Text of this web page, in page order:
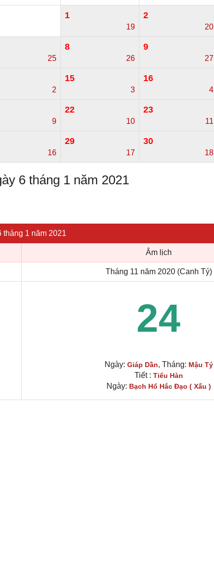
1
19
2
20
25
8
26
9
27
2
15
3
16
4
9
22
10
23
11
16
29
17
30
18
6 tháng 1 năm 2021
tháng 1 năm 2021
Âm lịch
Tháng 11 năm 2020 (Canh Tý)
24
Ngày: Giáp Dần, Tháng: Mậu Tý
Tiết : Tiểu Hàn
Ngày: Bạch Hổ Hắc Đạo ( Xấu )